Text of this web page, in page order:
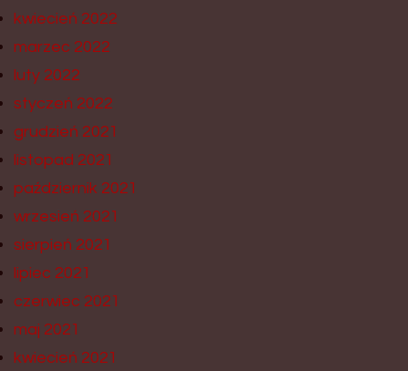
kwiecień 2022
marzec 2022
luty 2022
styczeń 2022
grudzień 2021
listopad 2021
październik 2021
wrzesień 2021
sierpień 2021
lipiec 2021
czerwiec 2021
maj 2021
kwiecień 2021